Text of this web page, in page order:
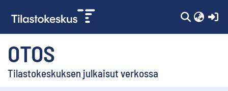
OTOS
Tilastokeskuksen julkaisut verkossa